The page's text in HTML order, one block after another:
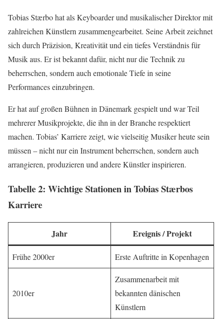
Tobias Stærbo hat als Keyboarder und musikalischer Direktor mit
zahlreichen Künstlern zusammengearbeitet. Seine Arbeit zeichnet
sich durch Präzision, Kreativität und ein tiefes Verständnis für
Musik aus. Er ist bekannt dafür, nicht nur die Technik zu
beherrschen, sondern auch emotionale Tiefe in seine
Performances einzubringen.
Er hat auf großen Bühnen in Dänemark gespielt und war Teil
mehrerer Musikprojekte, die ihn in der Branche respektiert
machen. Tobias’ Karriere zeigt, wie vielseitig Musiker heute sein
müssen – nicht nur ein Instrument beherrschen, sondern auch
arrangieren, produzieren und andere Künstler inspirieren.
Tabelle 2: Wichtige Stationen in Tobias Stærbos
Karriere
Jahr Ereignis / Projekt
Frühe 2000er Erste Auftritte in Kopenhagen
2010er
Zusammenarbeit mit
bekannten dänischen
Künstlern